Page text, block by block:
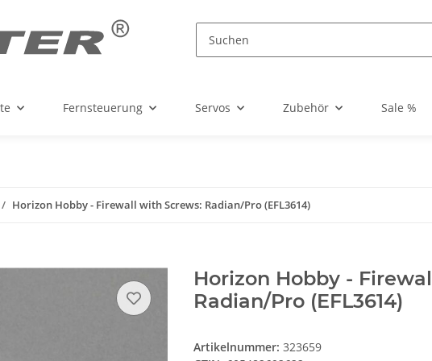
Fernsteuerung Servos Zubehör Sale %
Horizon Hobby - Firewall with Screws: Radian/Pro (EFL3614)
Horizon Hobby -
Radian/Pro (EFL3614)
Artikelnummer: 323659